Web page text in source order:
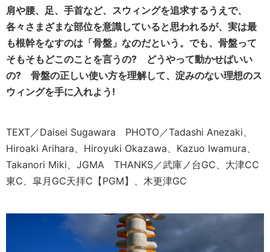
肩や腰、足、手首など、スウィングを追求するうえで、
各々さまざまな部位を意識していると思われるが、実は最
も根幹をなすのは「骨盤」なのだという。でも、骨盤って
そもそもどこのことを言うの? どうやって動かせばいい
の? 骨盤の正しい使い方を理解して、淀みのない理想のス
ウィングを手に入れよう!
TEXT／Daisei Sugawara PHOTO／Tadashi Anezaki、
Hiroaki Arihara、Hiroyuki Okazawa、Kazuo Iwamura、
Takanori Miki、JGMA THANKS／武庫ノ台GC、大津CC
東C、皐月GC天拝C【PGM】、木更津GC